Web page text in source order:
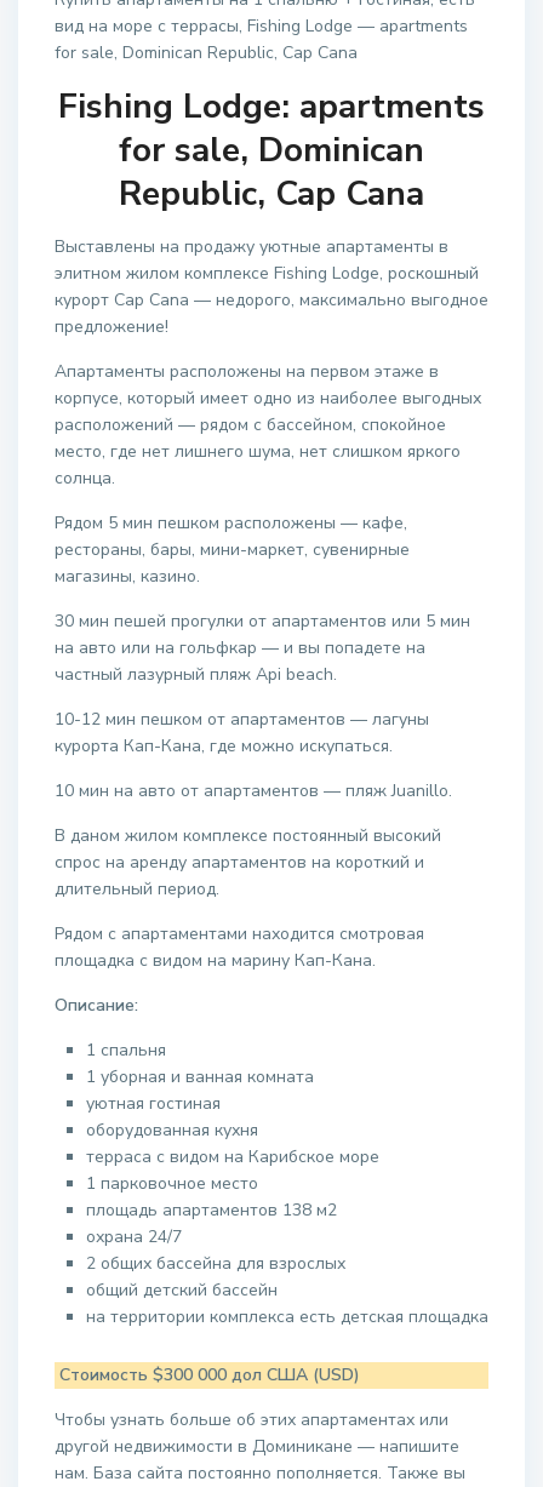
вид на море с террасы, Fishing Lodge — apartments
for sale, Dominican Republic, Cap Cana
Fishing Lodge: apartments
for sale, Dominican
Republic, Cap Cana
Выставлены на продажу уютные апартаменты в
элитном жилом комплексе Fishing Lodge, роскошный
курорт Cap Cana — недорого, максимально выгодное
предложение!
Апартаменты расположены на первом этаже в
корпусе, который имеет одно из наиболее выгодных
расположений — рядом с бассейном, спокойное
место, где нет лишнего шума, нет слишком яркого
солнца.
Рядом 5 мин пешком расположены — кафе,
рестораны, бары, мини-маркет, сувенирные
магазины, казино.
30 мин пешей прогулки от апартаментов или 5 мин
на авто или на гольфкар — и вы попадете на
частный лазурный пляж Api beach.
10-12 мин пешком от апартаментов — лагуны
курорта Кап-Кана, где можно искупаться.
10 мин на авто от апартаментов — пляж Juanillo.
В даном жилом комплексе постоянный высокий
спрос на аренду апартаментов на короткий и
длительный период.
Рядом с апартаментами находится смотровая
площадка с видом на марину Кап-Кана.
Описание:
1 спальня
1 уборная и ванная комната
уютная гостиная
оборудованная кухня
терраса с видом на Карибское море
1 парковочное место
площадь апартаментов 138 м2
охрана 24/7
2 общих бассейна для взрослых
общий детский бассейн
на территории комплекса есть детская площадка
Стоимость $300 000 дол США (USD)
Чтобы узнать больше об этих апартаментах или
другой недвижимости в Доминикане — напишите
нам. База сайта постоянно пополняется. Также вы